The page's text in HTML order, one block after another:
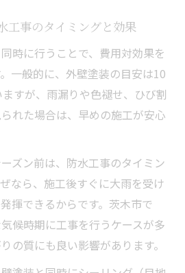
た外壁塗装の具体的な費用イ
助金申請から工事完了までの
助金活用で得られるメリット
工事のタイミングと効果
時に行うことで、費用対効果を
一般的に、外壁塗装の目安は10
すが、雨漏りや色褪せ、ひび割
れた場合は、早めの施工が安心
ズン前は、防水工事のタイミン
なら、施工後すぐに大雨を受け
揮できるからです。茨木市で
候時期に工事を行うケースが多
の質にも良い影響があります。